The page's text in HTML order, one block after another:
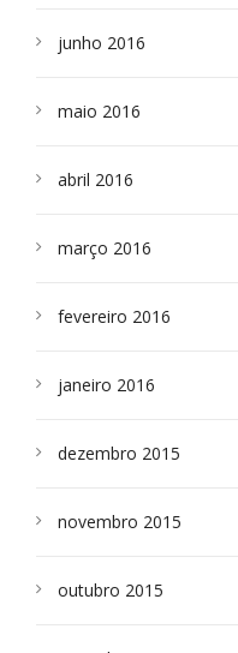
junho 2016
maio 2016
abril 2016
março 2016
fevereiro 2016
janeiro 2016
dezembro 2015
novembro 2015
outubro 2015